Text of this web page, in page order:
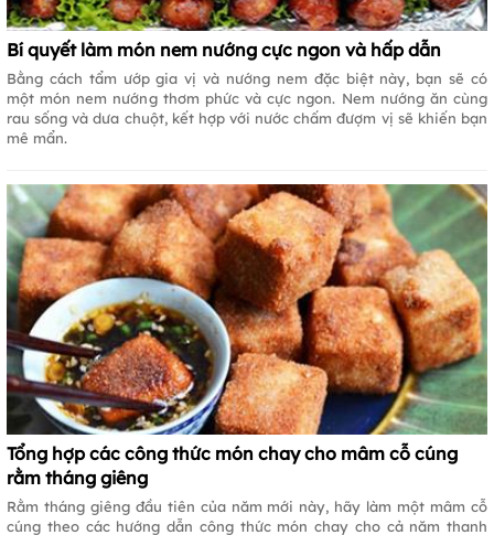
Bí quyết làm món nem nướng cực ngon và hấp dẫn
Bằng cách tẩm ướp gia vị và nướng nem đặc biệt này, bạn sẽ có
một món nem nướng thơm phức và cực ngon. Nem nướng ăn cùng
rau sống và dưa chuột, kết hợp với nước chấm đượm vị sẽ khiến bạn
mê mẩn.
Tổng hợp các công thức món chay cho mâm cỗ cúng
rằm tháng giêng
Rằm tháng giêng đầu tiên của năm mới này, hãy làm một mâm cỗ
cúng theo các hướng dẫn công thức món chay cho cả năm thanh